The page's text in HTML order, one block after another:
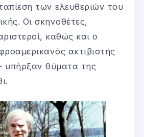
των ελευθεριών του
Οι σκηνοθέτες,
καθώς και ο
ακτιβιστής
υπήρξαν θύματα της